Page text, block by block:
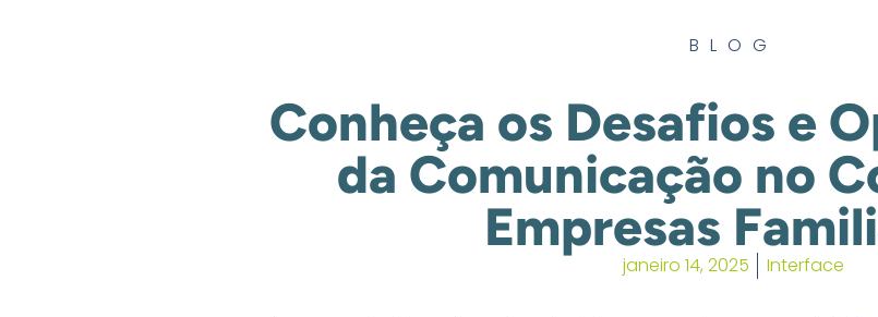
BLOG
Conheça os Desafios e
da Comunicação no
Empresas
janeiro 14, 2025 Interface